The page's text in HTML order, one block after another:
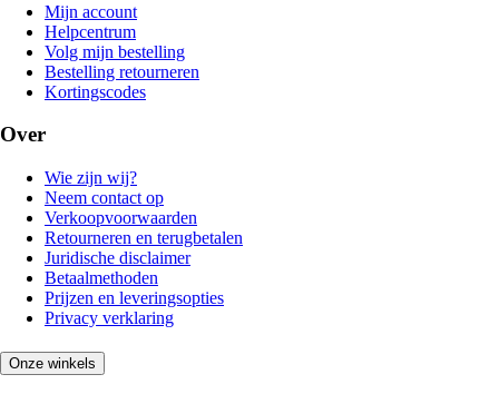
Mijn account
Helpcentrum
Volg mijn bestelling
Bestelling retourneren
Kortingscodes
Over
Wie zijn wij?
Neem contact op
Verkoopvoorwaarden
Retourneren en terugbetalen
Juridische disclaimer
Betaalmethoden
Prijzen en leveringsopties
Privacy verklaring
Onze winkels